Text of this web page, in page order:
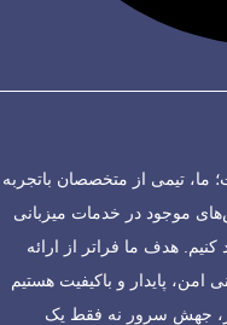
تیمی از متخصصان باتجربه
موجود در خدمات میزبانی
هدف ما فراتر از ارائه
امن، پایدار و باکیفیت هستیم
جهش سرور نه فقط یک